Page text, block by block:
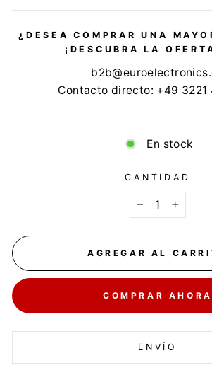
¿DESEA COMPRAR UNA
¡DESCUBRA LA
Contacto directo: +49 3221
En stock
CANTIDAD
+
AGREGAR AL
COMPRAR AHORA
ENVÍO